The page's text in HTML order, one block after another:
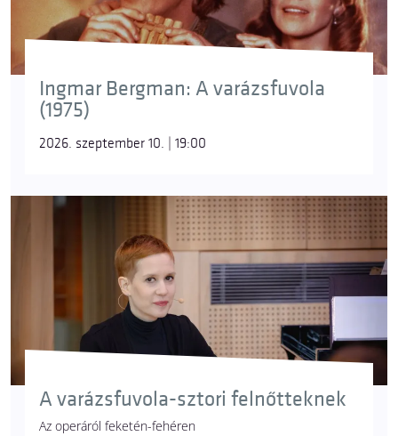
Ingmar Bergman: A varázsfuvola
(1975)
2026. szeptember 10. | 19:00
A varázsfuvola-sztori felnőtteknek
Az operáról feketén-fehéren